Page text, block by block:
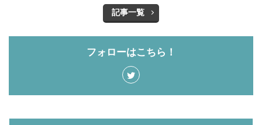
記事一覧
フォローはこちら！